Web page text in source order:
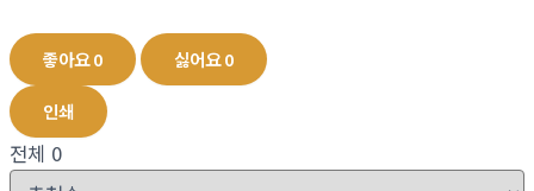
좋아요0 싫어요0
인쇄
전체 0